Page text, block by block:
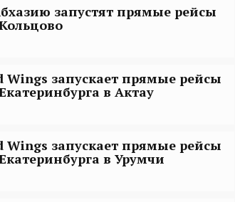
запустят прямые рейсы
Wings запускает прямые рейсы
в Актау
Wings запускает прямые рейсы
в Урумчи